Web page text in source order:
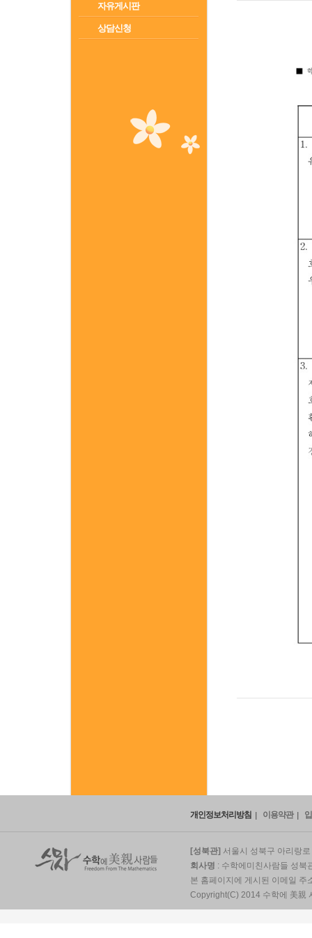
자유게시판
상담신청
개인정보처리방침 이용약관
[성북관] 서울시 성북구 아리랑
회사명 : 수학에미친사람들 성북
본 홈페이지에 게시된 이메일 주
Copyright(C) 2014 수학에 美親